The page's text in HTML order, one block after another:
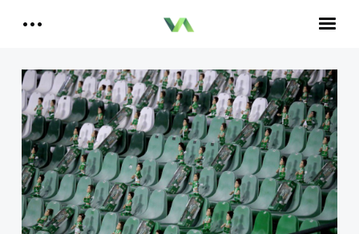
Historia del Betis
Crónicas Betis
Análisis Betis
Quiénes Somos
Contactar
Reproductor
de
vídeo
00:00 01:51